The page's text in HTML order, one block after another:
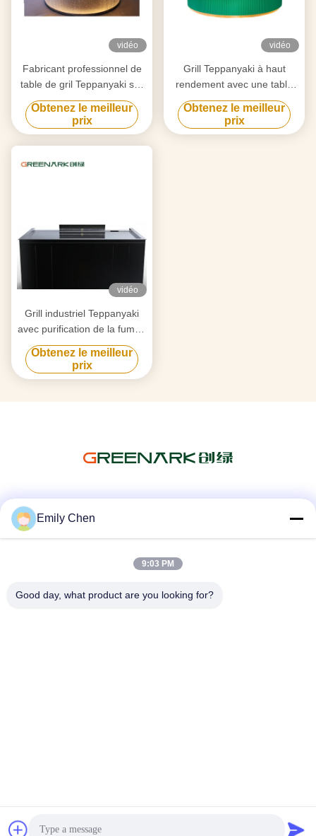
vidéo
Fabricant professionnel de
table de gril Teppanyaki sur
mesure avec design gratuit
fournisseur fiable
d'équipement de gril Hibachi
Obtenez le meilleur
prix
vidéo
Grill Teppanyaki à haut
rendement avec une table
de 20 mm en acier allié de
qualité alimentaire et un
chauffage intelligent
Obtenez le meilleur
prix
vidéo
Grill industriel Teppanyaki
avec purification de la fumée
par triple flux d'air et
technologie anti-obstruction
Obtenez le meilleur
prix
fournisseur. 2016-2026 Shanghai Chuanglv Catering Equipment
Emily Chen
9:03 PM
Good day, what product are you looking for?